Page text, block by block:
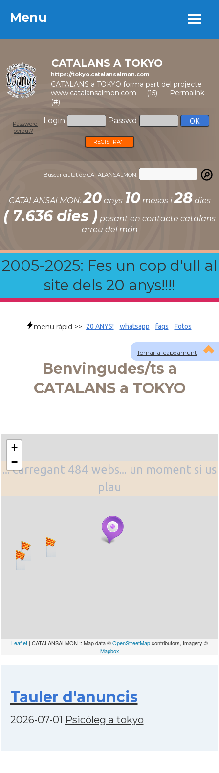
Menu
CATALANS A TOKYO
https://tokyo.catalansalmon.com
CATALANS a TOKYO forma part del projecte
www.catalansalmon.com - (15) -
Permalink
(#)
Login Passwd
Password
perdut?
REGISTRA'T
Buscar ciutat de CATALANSALMON:
CATALANSALMON:20anys 10mesos i28 dies
( 7.636 dies ) posant en contacte catalans
arreu del món
2005-2025: Fes un cop d'ull al
site dels 20 anys!!!!
Menu
Tornar al capdamunt
menu ràpid >> 20 ANYS! whatsapp faqs Fotos
Benvingudes/ts a
CATALANS a TOKYO
... carregant 484 webs... un moment si us
plau
+
−
Leaflet | CATALANSALMON :: Map data ©OpenStreetMapcontributors, Imagery ©
Mapbox
Tauler d'anuncis
2026-07-01 Psicòleg a tokyo